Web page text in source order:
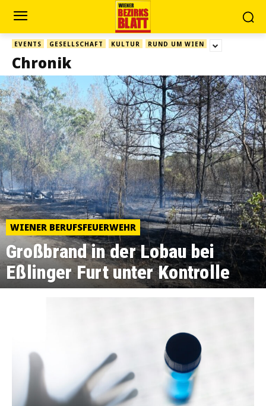
EVENTS GESELLSCHAFT KULTUR RUND UM WIEN
Chronik
WIENER BERUFSFEUERWEHR
Großbrand in der Lobau bei
Eßlinger Furt unter Kontrolle